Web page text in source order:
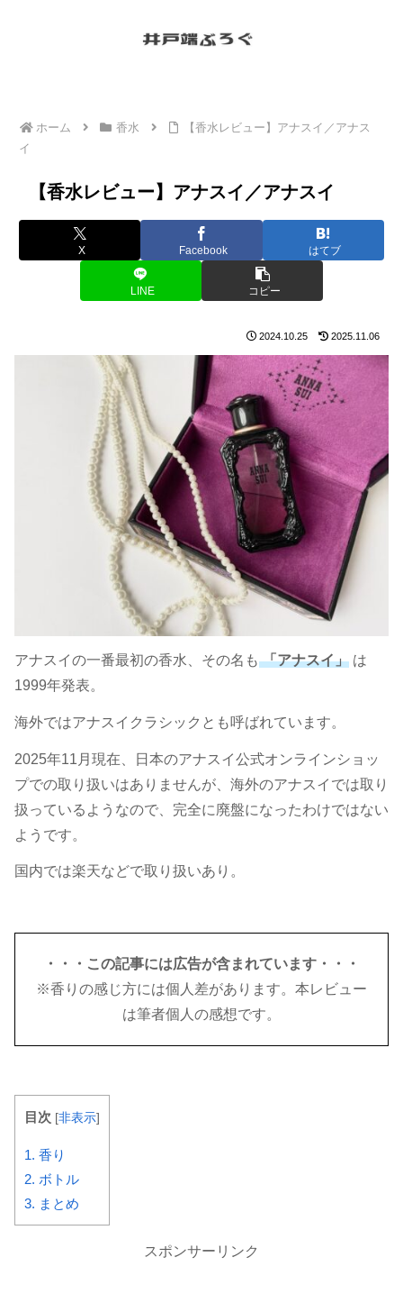
ホーム 香水
【香水レビュー】アナスイ／アナス
イ
【香水レビュー】アナスイ／アナスイ
X Facebook はてブ
LINE コピー
2024.10.25 2025.11.06
アナスイの一番最初の香水、その名も「アナスイ」 は
1999年発表。
海外ではアナスイクラシックとも呼ばれています。
2025年11月現在、日本のアナスイ公式オンラインショッ
プでの取り扱いはありませんが、海外のアナスイでは取り
扱っているようなので、完全に廃盤になったわけではない
ようです。
国内では楽天などで取り扱いあり。
・・・この記事には広告が含まれています・・・
※香りの感じ方には個人差があります。本レビュー
は筆者個人の感想です。
目次 [非表示]
1. 香り
2. ボトル
3. まとめ
スポンサーリンク